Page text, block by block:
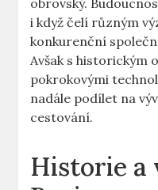
⁢obrovský.⁣
i‌ když ‌čelí různým
konkurenční
Avšak s historickým
pokrokovými
nadále podílet na
cestování.
Historie a